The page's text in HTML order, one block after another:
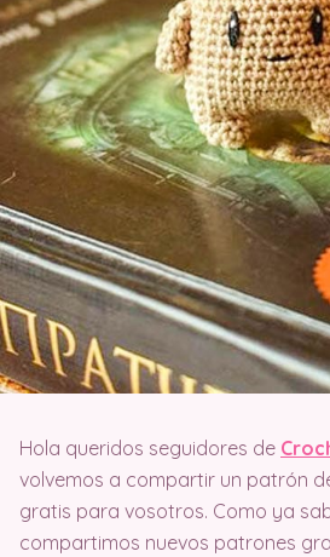
Hola queridos seguidores de
volvemos a compartir un patrón
gratis para vosotros. Como ya
compartimos nuevos patrones